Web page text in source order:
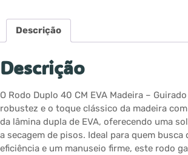
Descrição
Descrição
O Rodo Duplo 40 CM EVA Madeira –
robustez e o toque clássico da madeira
da lâmina dupla de EVA, oferecendo uma
a secagem de pisos. Ideal para quem busca
eficiência e um manuseio firme, este rodo